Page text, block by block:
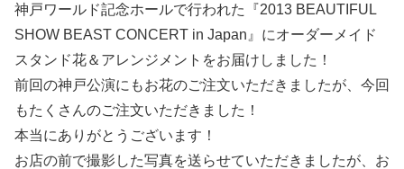
神戸ワールド記念ホールで行われた『2013 BEAUTIFUL
SHOW BEAST CONCERT in Japan』にオーダーメイド
スタンド花＆アレンジメントをお届けしました！
前回の神戸公演にもお花のご注文いただきましたが、今回
もたくさんのご注文いただきました！
本当にありがとうございます！
お店の前で撮影した写真を送らせていただきましたが、お